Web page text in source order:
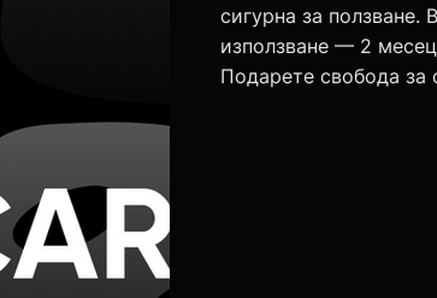
сигурна за ползване.
използване — 2
Подарете свобода